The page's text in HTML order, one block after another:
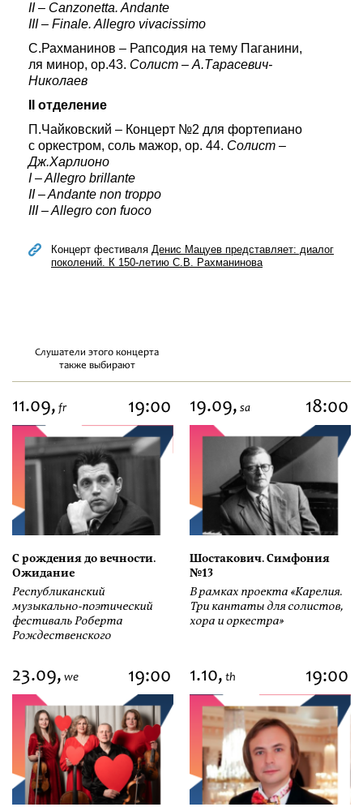
II – Canzonetta. Andante
III – Finale. Allegro vivacissimo
С.Рахманинов – Рапсодия на тему Паганини,
ля минор, ор.43. Солист – А.Тарасевич-
Николаев
II отделение
П.Чайковский – Концерт №2 для фортепиано
с оркестром, соль мажор, ор. 44. Солист –
Дж.Харлионо
I – Allegro brillante
II – Andante non troppo
III – Allegro con fuoco
Концерт фестиваля Денис Мацуев представляет: диалог
поколений. К 150-летию С.В. Рахманинова
Слушатели этого концерта
также выбирают
11.09, fr 19:00
С рождения до вечности.
Ожидание
Республиканский
музыкально-поэтический
фестиваль Роберта
Рождественского
19.09, sa 18:00
Шостакович. Симфония
№13
В рамках проекта «Карелия.
Три кантаты для солистов,
хора и оркестра»
23.09, we 19:00 1.10, th 19:00